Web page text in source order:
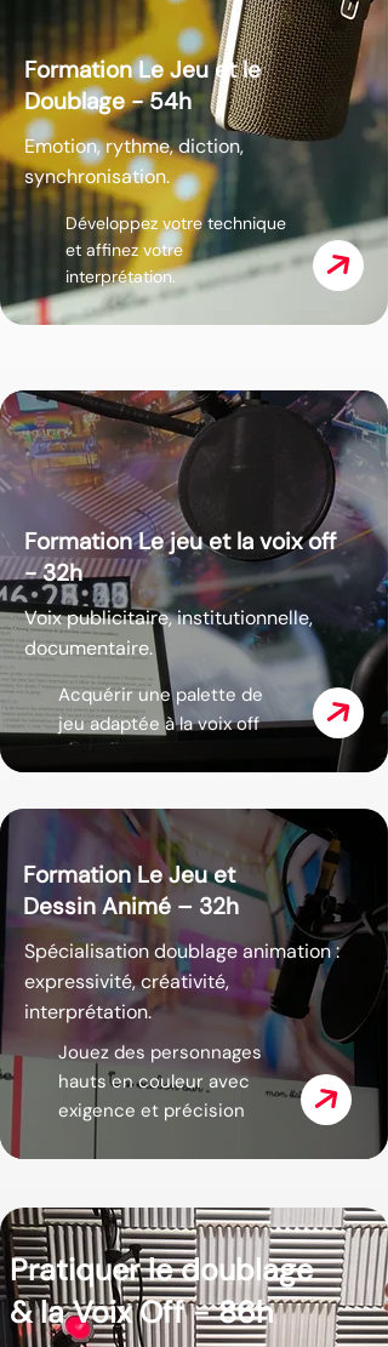
Formation Le Jeu et le
Doublage - 54h
Emotion, rythme, diction,
synchronisation.
Développez votre technique
et affinez votre
interprétation.
Formation Le jeu et la voix off
- 32h
Voix publicitaire, institutionnelle,
documentaire.
Acquérir une palette de
jeu adaptée à la voix off
Formation Le Jeu et
Dessin Animé – 32h
Spécialisation doublage animation :
expressivité, créativité,
interprétation.
Jouez des personnages
hauts en couleur avec
exigence et précision
Pratiquer le doublage
& la Voix Off - 86h